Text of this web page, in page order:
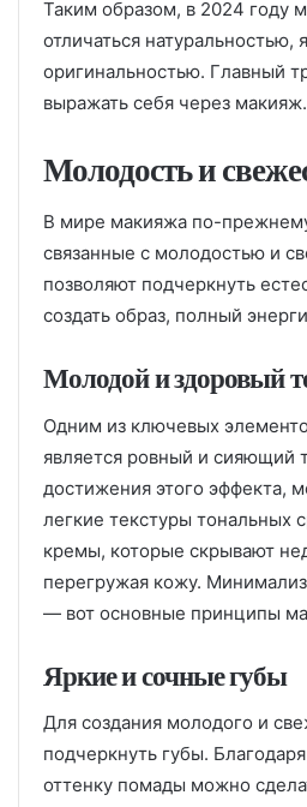
Таким образом, в 2024 году
отличаться натуральностью,
оригинальностью. Главный
выражать себя через макияж.
Молодость и
В мире макияжа по-
связанные с молодостью и
позволяют подчеркнуть
создать образ, полный
Молодой и здоровый
Одним из ключевых
является ровный и сияющий
достижения этого эффекта,
легкие текстуры тональных
кремы, которые скрывают
перегружая кожу.
— вот основные принципы
Яркие и сочные губы
Для создания молодого и
подчеркнуть губы.
оттенку помады можно